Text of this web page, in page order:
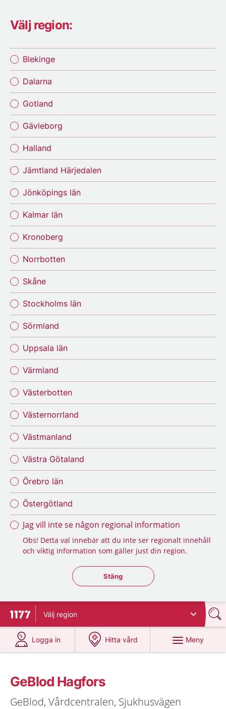
Välj region:
Blekinge
Dalarna
Gotland
Gävleborg
Halland
Jämtland Härjedalen
Jönköpings län
Kalmar län
Kronoberg
Norrbotten
Skåne
Stockholms län
Sörmland
Uppsala län
Värmland
Västerbotten
Västernorrland
Västmanland
Västra Götaland
Örebro län
Östergötland
Jag vill inte se någon regional information
Obs! Detta val innebär att du inte ser regionalt innehåll
och viktig information som gäller just din region.
Stäng regionsväljaren
Stäng
Till startsidan för 1177
Välj region
Logga in
på 1177.se
Hitta vård
på 1177.se
Meny
GeBlod Hagfors
GeBlod, Vårdcentralen, Sjukhusvägen